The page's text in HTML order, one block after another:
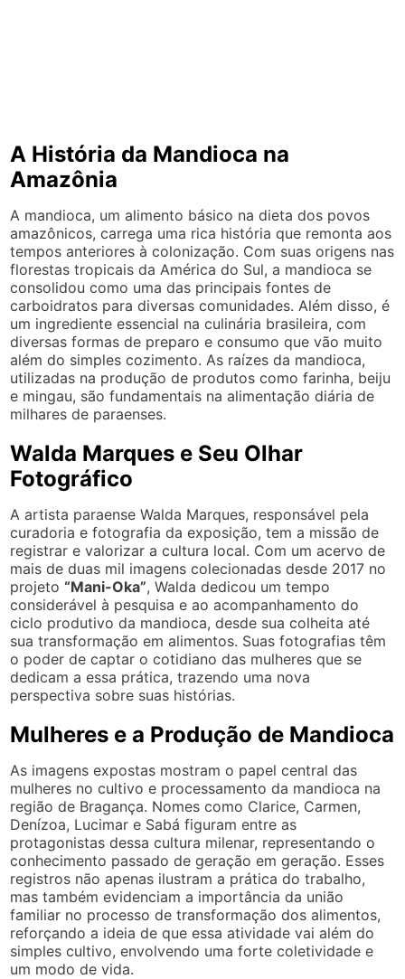
A História da Mandioca na
Amazônia
A mandioca, um alimento básico na dieta dos povos
amazônicos, carrega uma rica história que remonta aos
tempos anteriores à colonização. Com suas origens nas
florestas tropicais da América do Sul, a mandioca se
consolidou como uma das principais fontes de
carboidratos para diversas comunidades. Além disso, é
um ingrediente essencial na culinária brasileira, com
diversas formas de preparo e consumo que vão muito
além do simples cozimento. As raízes da mandioca,
utilizadas na produção de produtos como farinha, beiju
e mingau, são fundamentais na alimentação diária de
milhares de paraenses.
Walda Marques e Seu Olhar
Fotográfico
A artista paraense Walda Marques, responsável pela
curadoria e fotografia da exposição, tem a missão de
registrar e valorizar a cultura local. Com um acervo de
mais de duas mil imagens colecionadas desde 2017 no
projeto“Mani-Oka”, Walda dedicou um tempo
considerável à pesquisa e ao acompanhamento do
ciclo produtivo da mandioca, desde sua colheita até
sua transformação em alimentos. Suas fotografias têm
o poder de captar o cotidiano das mulheres que se
dedicam a essa prática, trazendo uma nova
perspectiva sobre suas histórias.
Mulheres e a Produção de Mandioca
As imagens expostas mostram o papel central das
mulheres no cultivo e processamento da mandioca na
região de Bragança. Nomes como Clarice, Carmen,
Denízoa, Lucimar e Sabá figuram entre as
protagonistas dessa cultura milenar, representando o
conhecimento passado de geração em geração. Esses
registros não apenas ilustram a prática do trabalho,
mas também evidenciam a importância da união
familiar no processo de transformação dos alimentos,
reforçando a ideia de que essa atividade vai além do
simples cultivo, envolvendo uma forte coletividade e
um modo de vida.